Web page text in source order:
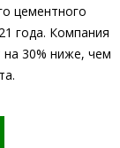
цементного
года. Компания
на 30% ниже, чем